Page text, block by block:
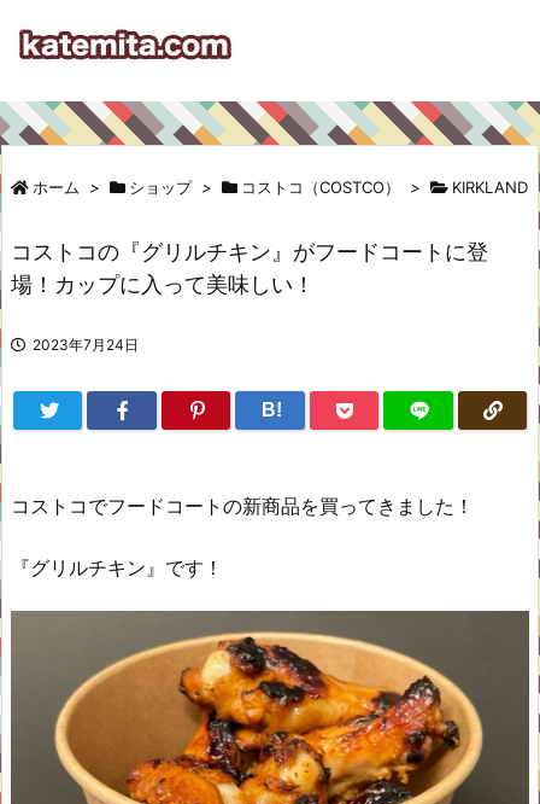
ホーム > ショップ > コストコ（COSTCO） > KIRKLAND
コストコの『グリルチキン』がフードコートに登
場！カップに入って美味しい！
2023年7月24日
B!
コストコでフードコートの新商品を買ってきました！
『グリルチキン』です！